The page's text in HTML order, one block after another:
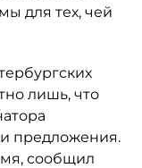
для тех, чей
лишь, что
предложения.
сообщил